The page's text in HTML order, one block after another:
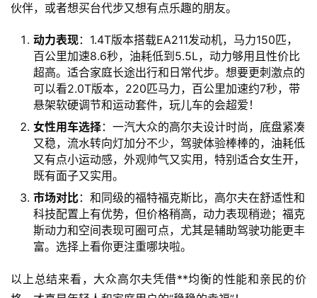
伙伴，或者想买台代步又想有点乐趣的朋友。
动力表现：1.4T版本搭载EA211发动机，马力150匹，
百公里加速8.6秒，油耗低到5.5L，动力够用且性价比
超高。适合家庭长途出行和日常代步。想要更刺激点的
可以看2.0T版本，220匹马力，百公里加速约7秒，带
悬架软硬调节和运动套件，玩儿车的会超爱！
女性用车选择：一汽大众的高尔夫设计时尚，底盘紧凑
又稳，流水转向灯加分不少，驾驶体验棒棒的，油耗低
又有点小运动感，外观帅气又实用，特别适合女生开，
既有面子又实用。
市场对比：和同级的福特福克斯比，高尔夫在舒适性和
科技配置上有优势，但价格稍高，动力表现稍逊；福克
斯动力和空间表现可圈可点，尤其是辅助驾驶功能更丰
富。选择上看你更注重哪块啦。
以上总结来看，大众高尔夫凭借**均衡的性能和亲民的价